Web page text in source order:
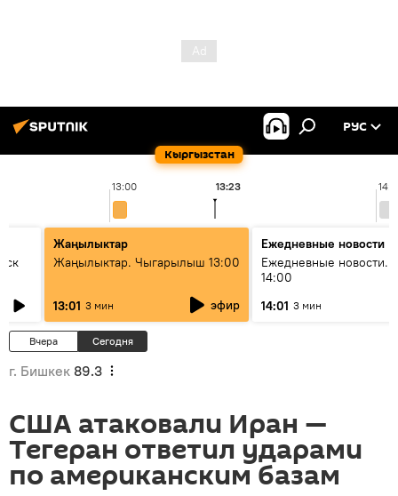
Кыргызстан
РУС
13:00 13:23
Жаңылыктар
Жаңылыктар. Чыгарылыш 13:00
13:01 3 мин эфир
Ежедневные новости
Ежедневные новости.
14:00
14:01 3 мин
Вчера Сегодня
г. Бишкек 89.3
США атаковали Иран —
Тегеран ответил ударами
по американским базам